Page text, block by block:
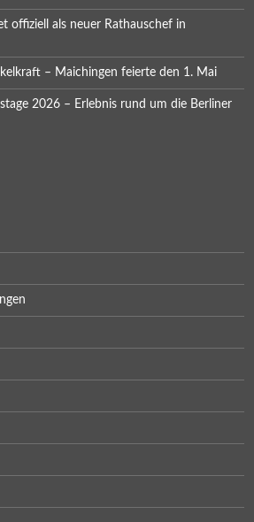
offiziell als neuer Rathauschef in
– Maichingen feierte den 1. Mai
2026 – Erlebnis rund um die Berliner